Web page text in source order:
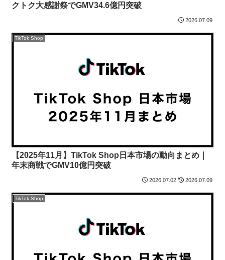
クトク大感謝祭でGMV34.6億円突破
2026.07.09
TikTok Shop
【2025年11月】TikTok Shop日本市場の動向まとめ｜
年末商戦でGMV10億円突破
2026.07.02 2026.07.09
TikTok Shop